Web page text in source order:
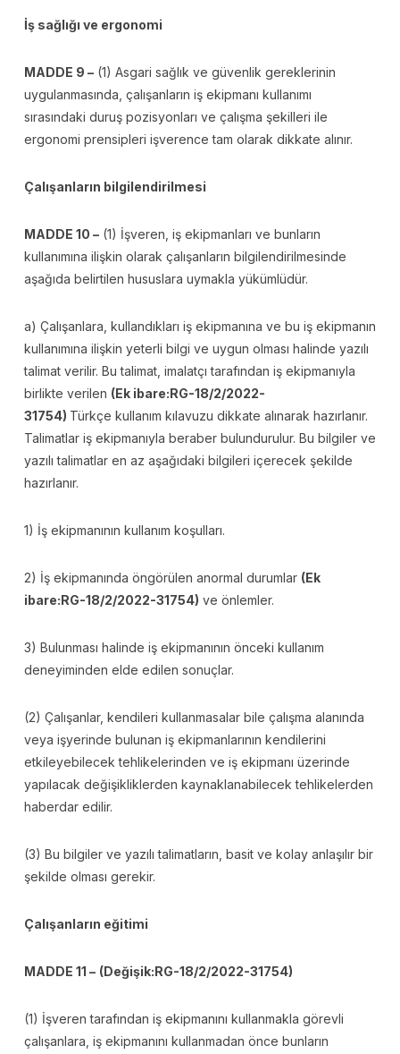
İş sağlığı ve ergonomi
MADDE 9 –(1) Asgari sağlık ve güvenlik gereklerinin
uygulanmasında, çalışanların iş ekipmanı kullanımı
sırasındaki duruş pozisyonları ve çalışma şekilleri ile
ergonomi prensipleri işverence tam olarak dikkate alınır.
Çalışanların bilgilendirilmesi
MADDE 10 –(1) İşveren, iş ekipmanları ve bunların
kullanımına ilişkin olarak çalışanların bilgilendirilmesinde
aşağıda belirtilen hususlara uymakla yükümlüdür.
a) Çalışanlara, kullandıkları iş ekipmanına ve bu iş ekipmanın
kullanımına ilişkin yeterli bilgi ve uygun olması halinde yazılı
talimat verilir. Bu talimat, imalatçı tarafından iş ekipmanıyla
birlikte verilen (Ek ibare:RG-18/2/2022-
31754) Türkçe kullanım kılavuzu dikkate alınarak hazırlanır.
Talimatlar iş ekipmanıyla beraber bulundurulur. Bu bilgiler ve
yazılı talimatlar en az aşağıdaki bilgileri içerecek şekilde
hazırlanır.
1) İş ekipmanının kullanım koşulları.
2) İş ekipmanında öngörülen anormal durumlar (Ek
ibare:RG-18/2/2022-31754) ve önlemler.
3) Bulunması halinde iş ekipmanının önceki kullanım
deneyiminden elde edilen sonuçlar.
(2) Çalışanlar, kendileri kullanmasalar bile çalışma alanında
veya işyerinde bulunan iş ekipmanlarının kendilerini
etkileyebilecek tehlikelerinden ve iş ekipmanı üzerinde
yapılacak değişikliklerden kaynaklanabilecek tehlikelerden
haberdar edilir.
(3) Bu bilgiler ve yazılı talimatların, basit ve kolay anlaşılır bir
şekilde olması gerekir.
Çalışanların eğitimi
MADDE 11 – (Değişik:RG-18/2/2022-31754)
(1) İşveren tarafından iş ekipmanını kullanmakla görevli
çalışanlara, iş ekipmanını kullanmadan önce bunların